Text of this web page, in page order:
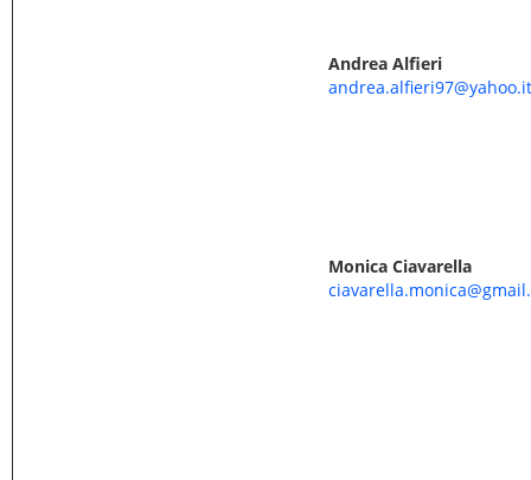
Andrea Alfieri
andrea.alfieri97@yahoo.it
Monica Ciavarella